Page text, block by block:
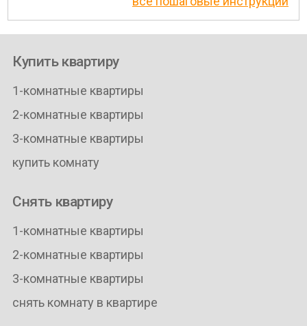
Купить квартиру
1-комнатные квартиры
2-комнатные квартиры
3-комнатные квартиры
купить комнату
Снять квартиру
1-комнатные квартиры
2-комнатные квартиры
3-комнатные квартиры
снять комнату в квартире